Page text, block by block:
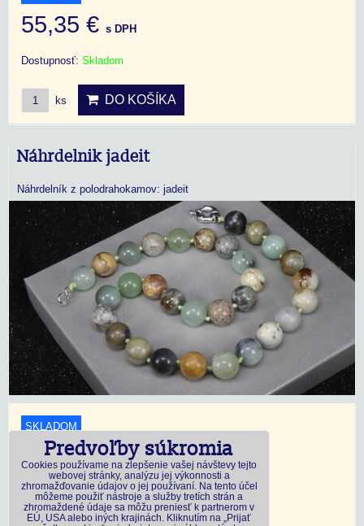
55,35 € s DPH
Dostupnosť: Skladom
ks DO KOŠÍKA
Náhrdelnik jadeit
Náhrdelník z polodrahokamov: jadeit
SKLADOM
18,45 €s DPH
Dostupnosť:Skladom
Predvoľby súkromia
Cookies používame na zlepšenie vašej návštevy tejto
webovej stránky, analýzu jej výkonnosti a
zhromažďovanie údajov o jej používaní. Na tento účel
môžeme použiť nástroje a služby tretích strán a
zhromaždené údaje sa môžu preniesť k partnerom v
EÚ, USA alebo iných krajinách. Kliknutím na „Prijať